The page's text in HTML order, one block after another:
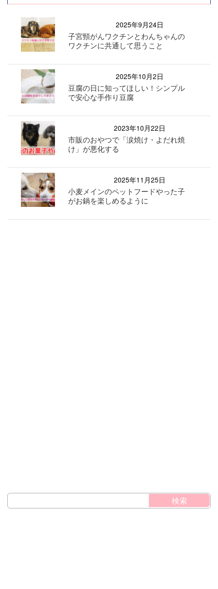
2025年9月24日
子宮頸がんワクチンとわんちゃんの
ワクチンに共通して思うこと
2025年10月2日
豆腐の日に知ってほしい！シンプル
で安心な手作り豆腐
2023年10月22日
市販のおやつで「涙焼け・よだれ焼
け」が悪化する
2025年11月25日
小麦メインのペットフードやった子
がお鍋を楽しめるように